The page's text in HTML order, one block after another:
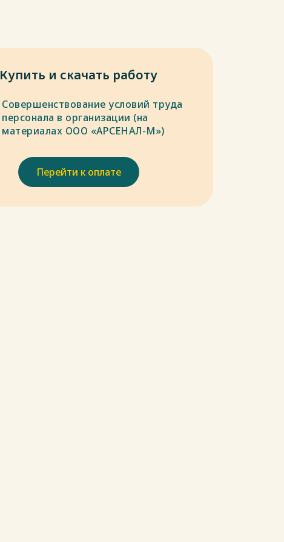
Купить и скачать работу
Совершенствование условий труда
персонала в организации (на
материалах ООО «АРСЕНАЛ-М»)
Перейти к оплате